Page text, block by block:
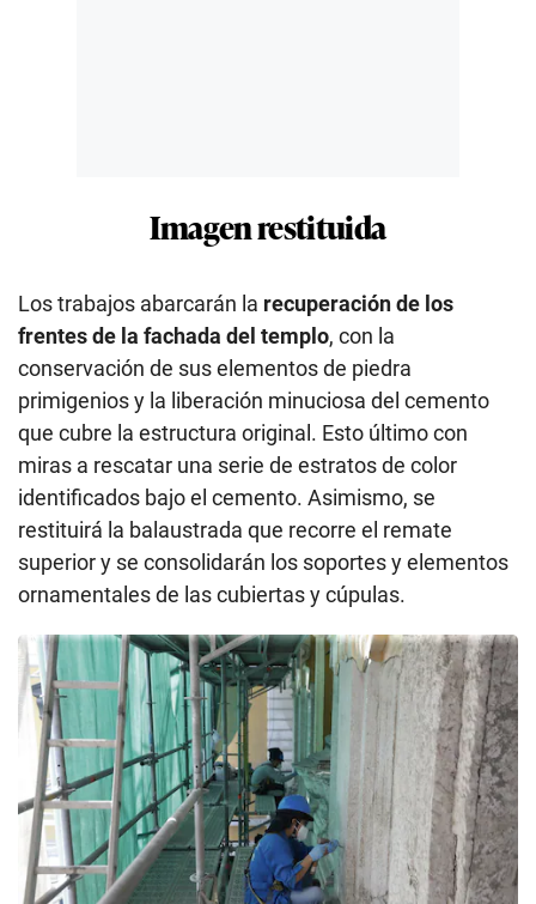
Imagen restituida
Los trabajos abarcarán la recuperación de los
frentes de la fachada del templo, con la
conservación de sus elementos de piedra
primigenios y la liberación minuciosa del cemento
que cubre la estructura original. Esto último con
miras a rescatar una serie de estratos de color
identificados bajo el cemento. Asimismo, se
restituirá la balaustrada que recorre el remate
superior y se consolidarán los soportes y elementos
ornamentales de las cubiertas y cúpulas.